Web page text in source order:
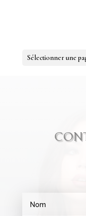
Sélectionner une